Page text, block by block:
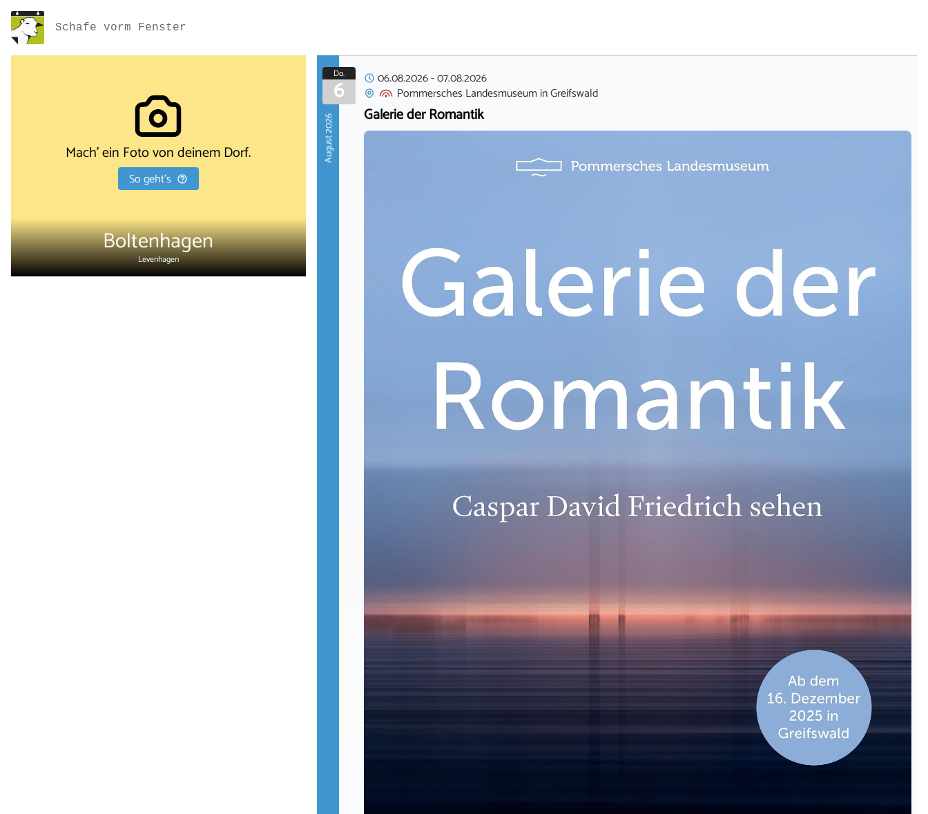
Schafe vorm Fenster
Mach' ein Foto von deinem Dorf.
So geht's
Boltenhagen
Levenhagen
August 2026
Do.
6 06.08.2026-07.08.2026
Pommersches LandesmuseuminGreifswald
Galerie der Romantik